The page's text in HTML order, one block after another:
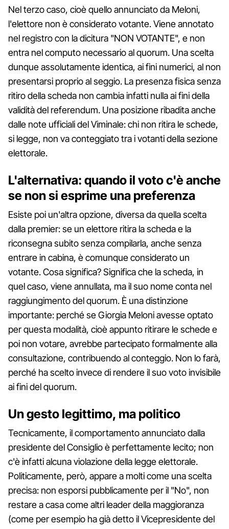
Nel terzo caso, cioè quello annunciato da Meloni,
l'elettore non è considerato votante. Viene annotato
nel registro con la dicitura "NON VOTANTE", e non
entra nel computo necessario al quorum. Una scelta
dunque assolutamente identica, ai fini numerici, al non
presentarsi proprio al seggio. La presenza fisica senza
ritiro della scheda non cambia infatti nulla ai fini della
validità del referendum. Una posizione ribadita anche
dalle note ufficiali del Viminale: chi non ritira le schede,
si legge, non va conteggiato tra i votanti della sezione
elettorale.
L'alternativa: quando il voto c'è anche
se non si esprime una preferenza
Esiste poi un'altra opzione, diversa da quella scelta
dalla premier: se un elettore ritira la scheda e la
riconsegna subito senza compilarla, anche senza
entrare in cabina, è comunque considerato un
votante. Cosa significa? Significa che la scheda, in
quel caso, viene annullata, ma il suo nome conta nel
raggiungimento del quorum. È una distinzione
importante: perché se Giorgia Meloni avesse optato
per questa modalità, cioè appunto ritirare le schede e
poi non votare, avrebbe partecipato formalmente alla
consultazione, contribuendo al conteggio. Non lo farà,
perché ha scelto invece di rendere il suo voto invisibile
ai fini del quorum.
Un gesto legittimo, ma politico
Tecnicamente, il comportamento annunciato dalla
presidente del Consiglio è perfettamente lecito; non
c'è infatti alcuna violazione della legge elettorale.
Politicamente, però, appare a molti come una scelta
precisa: non esporsi pubblicamente per il "No", non
restare a casa come altri leader della maggioranza
(come per esempio ha già detto il Vicepresidente del